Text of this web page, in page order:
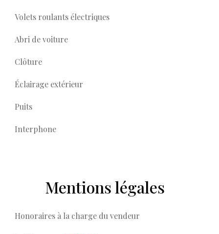
Volets roulants électriques
Abri de voiture
Clôture
Éclairage extérieur
Puits
Interphone
Mentions légales
Honoraires à la charge du vendeur